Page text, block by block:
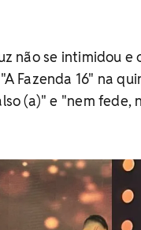
não se intimidou
Fazenda 16" na
(a)" e "nem fede,